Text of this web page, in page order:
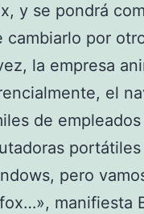
y se pondrá
cambiarlo por
la empresa
el
de
pero
manifiesta